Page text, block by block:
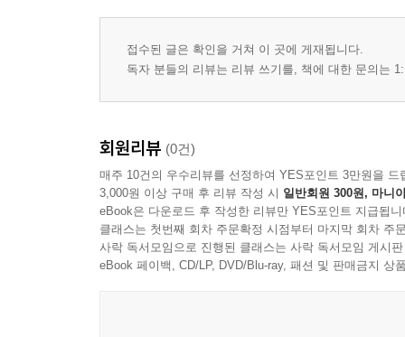
접수된 글은 확인을 거쳐 이 곳에 게재됩니다.
독자 분들의 리뷰는 리뷰 쓰기를, 책에 대한 문의는
회원리뷰 (0건)
매주 10건의 우수리뷰를 선정하여 YES포인트 3만원을 드
3,000원 이상 구매 후 리뷰 작성 시 일반회원 300원, 마니
eBook은 다운로드 후 작성한 리뷰만 YES포인트 지급됩니
클래스는 첫번째 회차 주문확정 시점부터 마지막 회차 주
사락 독서모임으로 진행된 클래스는 사락 독서모임 게시
eBook 페이백, CD/LP, DVD/Blu-ray, 패션 및 판매금지 상